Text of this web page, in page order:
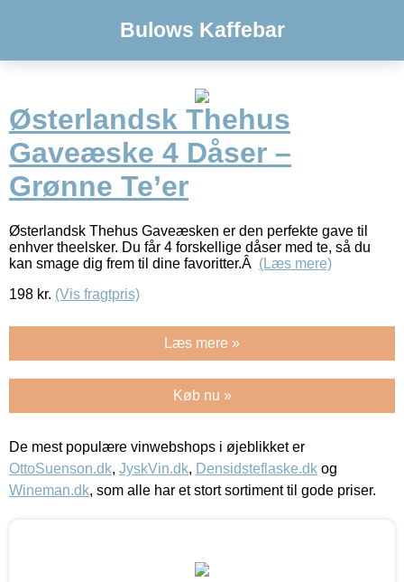
Bulows Kaffebar
Østerlandsk Thehus
Gaveæske 4 Dåser –
Grønne Te’er
Østerlandsk Thehus Gaveæsken er den perfekte gave til
enhver theelsker. Du får 4 forskellige dåser med te, så du
kan smage dig frem til dine favoritter.Â (Læs mere)
198 kr. (Vis fragtpris)
Læs mere »
Køb nu »
De mest populære vinwebshops i øjeblikket er
OttoSuenson.dk, JyskVin.dk, Densidsteflaske.dk og
Wineman.dk, som alle har et stort sortiment til gode priser.